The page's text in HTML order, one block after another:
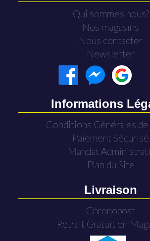
Qui sommes nous?
Nos magasins
Nous contacter
Newsletter
Informations
Conditions Générales
Paiement Sécurisé
Mandat
Plan du Site
Livraison
Chronopost
Retrait Gratuit en